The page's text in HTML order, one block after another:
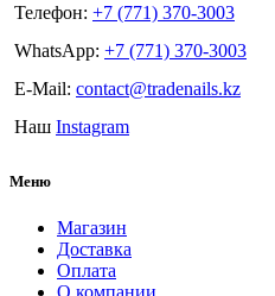
Телефон: +7 (771) 370-3003
WhatsApp: +7 (771) 370-3003
E-Mail: contact@tradenails.kz
Наш Instagram
Меню
Магазин
Доставка
Оплата